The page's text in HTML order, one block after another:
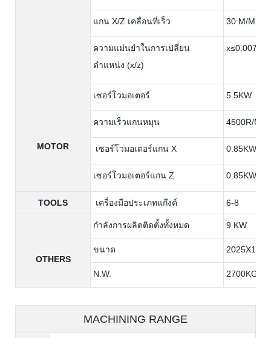
แกน X/Z เคลื่อนที่เร็ว 30 M/MIN
ความแม่นยำในการเปลี่ยน
ตำแหน่ง (x/z)
x≤0.007 ม
MOTOR
เซอร์โวมอเตอร์ 5.5KW
ความเร็วแกนหมุน 4500R/MIN
เซอร์โวมอเตอร์แกน X 0.85KW
เซอร์โวมอเตอร์แกน Z 0.85KW
TOOLS เครื่องมือประเภทแก๊งค์ 6-8
OTHERS
กำลังการผลิตติดตั้งทั้งหมด 9 KW
ขนาด
N.W. 2700KG
MACHINING RANGE